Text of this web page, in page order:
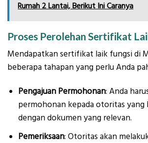
Rumah 2 Lantai, Berikut Ini Caranya
Proses Perolehan Sertifikat
Mendapatkan sertifikat laik fungsi di
beberapa tahapan yang perlu Anda
Pengajuan Permohonan: Anda
permohonan kepada otoritas yang
dengan dokumen yang relevan.
Pemeriksaan: Otoritas akan